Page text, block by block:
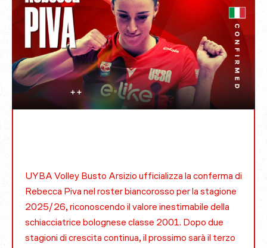
UYBA Volley Busto Arsizio ufficializza la conferma di
Rebecca Piva nel roster biancorosso per la stagione
2025/26, riconoscendo il valore inestimabile della
schiacciatrice bolognese classe 2001. Dopo due
stagioni di crescita continua, il prossimo sarà il terzo